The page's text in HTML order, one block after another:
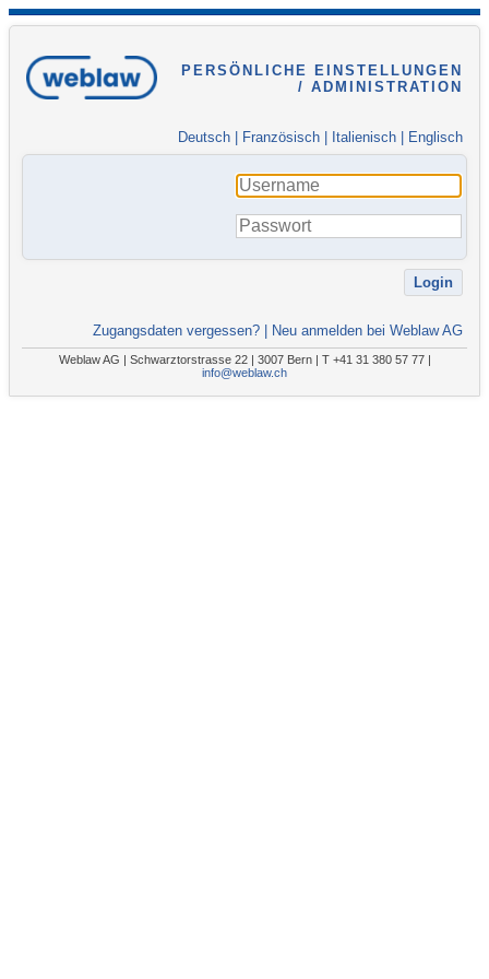
PERSÖNLICHE EINSTELLUNGEN
/ ADMINISTRATION
Deutsch Französisch Italienisch Englisch
Zugangsdaten vergessen? Neu anmelden bei Weblaw AG
Weblaw AG | Schwarztorstrasse 22 | 3007 Bern | T +41 31 380 57 77 |
info@weblaw.ch